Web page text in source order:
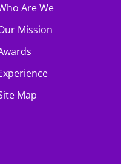
Are We
Mission
Map